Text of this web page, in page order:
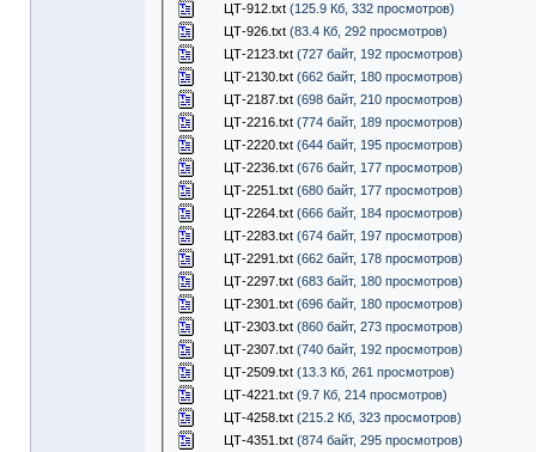
ЦТ-912.txt (125.9 Кб, 332 просмотров)
ЦТ-926.txt (83.4 Кб, 292 просмотров)
ЦТ-2123.txt (727 байт, 192 просмотров)
ЦТ-2130.txt (662 байт, 180 просмотров)
ЦТ-2187.txt (698 байт, 210 просмотров)
ЦТ-2216.txt (774 байт, 189 просмотров)
ЦТ-2220.txt (644 байт, 195 просмотров)
ЦТ-2236.txt (676 байт, 177 просмотров)
ЦТ-2251.txt (680 байт, 177 просмотров)
ЦТ-2264.txt (666 байт, 184 просмотров)
ЦТ-2283.txt (674 байт, 197 просмотров)
ЦТ-2291.txt (662 байт, 178 просмотров)
ЦТ-2297.txt (683 байт, 180 просмотров)
ЦТ-2301.txt (696 байт, 180 просмотров)
ЦТ-2303.txt (860 байт, 273 просмотров)
ЦТ-2307.txt (740 байт, 192 просмотров)
ЦТ-2509.txt (13.3 Кб, 261 просмотров)
ЦТ-4221.txt (9.7 Кб, 214 просмотров)
ЦТ-4258.txt (215.2 Кб, 323 просмотров)
ЦТ-4351.txt (874 байт, 295 просмотров)